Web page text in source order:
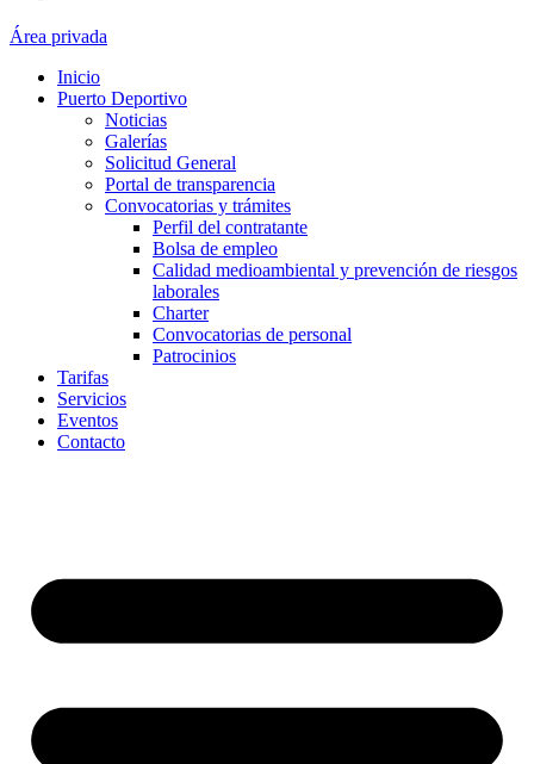
Área privada
Inicio
Puerto Deportivo
Noticias
Galerías
Solicitud General
Portal de transparencia
Convocatorias y trámites
Perfil del contratante
Bolsa de empleo
Calidad medioambiental y prevención de riesgos
laborales
Charter
Convocatorias de personal
Patrocinios
Tarifas
Servicios
Eventos
Contacto